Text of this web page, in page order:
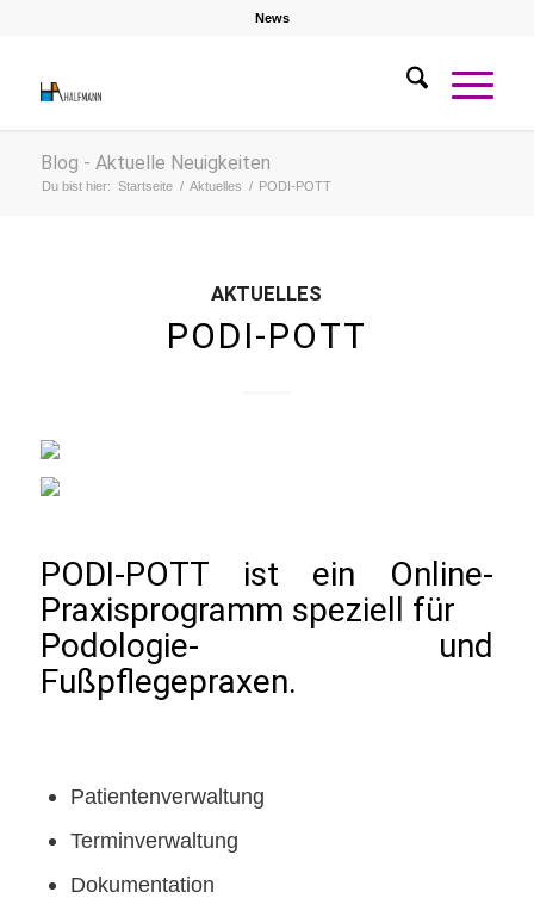
News
Blog - Aktuelle Neuigkeiten
Du bist hier: Startseite / Aktuelles / PODI-POTT
AKTUELLES
PODI-POTT
PODI-POTT ist ein Online-
Praxisprogramm speziell für
Podologie- und
Fußpflegepraxen.
Patientenverwaltung
Terminverwaltung
Dokumentation